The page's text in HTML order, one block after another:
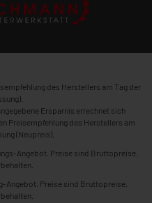
des Herstellers am Tag der
Ersparnis errechnet sich
Preisempfehlung des Herstellers am
(Neupreis).
Angebot. Preise sind Bruttopreise.
Angebot. Preise sind Bruttopreise.